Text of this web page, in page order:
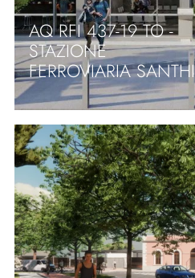
AQ RFI 437-19 TO -
STAZIONE
FERROVIARIA